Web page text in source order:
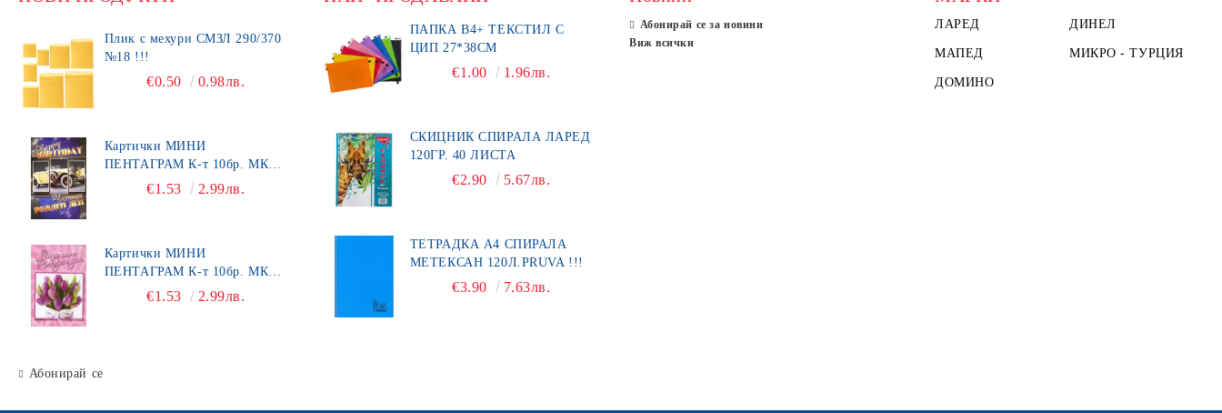
Плик с мехури СМЗЛ 290/370
№18 !!!
€0.50 0.98лв.
Картички МИНИ
ПЕНТАГРАМ К-т 10бр. МК
€1.53 2.99лв.
Картички МИНИ
ПЕНТАГРАМ К-т 10бр. МК
€1.53 2.99лв.
Абонирай се
ПАПКА В4+ ТЕКСТИЛ С
ЦИП 27*38СМ
€1.00 1.96лв.
СКИЦНИК СПИРАЛА ЛАРЕД
120ГР. 40 ЛИСТА
€2.90 5.67лв.
ТЕТРАДКА А4 СПИРАЛА
МЕТЕКСАН 120Л.PRUVA !!!
€3.90 7.63лв.
Абонирай се за новини
Виж всички
ЛАРЕД ДИНЕЛ
МАПЕД МИКРО - ТУРЦИЯ
ДОМИНО